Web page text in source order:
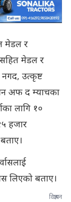
मेडल र
मेडल र
नगद, उत्कृष्ट
अफ द म्याचका
लागि १०
हजार
लिएको बताए।
विज्ञापन